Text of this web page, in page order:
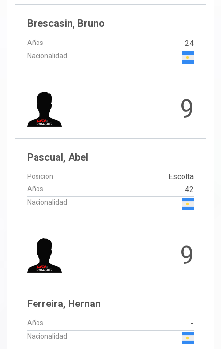
Brescasin, Bruno
Años 24
Nacionalidad
9
Pascual, Abel
Posicion Escolta
Años 42
Nacionalidad
9
Ferreira, Hernan
Años -
Nacionalidad